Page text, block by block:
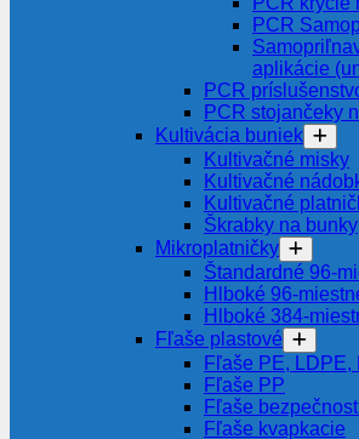
PCR
aplikácie
PCR
PCR stojančeky
Kultivácia buniek
Kultivačné misky
Kultivačné
Kultivačné
Škrabky na bunky
Mikroplatničky
Štandardné 96-
Hlboké 96-
Hlboké 384-
Fľaše plastové
Fľaše PE, LDPE,
Fľaše PP
Fľaše
Fľaše kvapkacie